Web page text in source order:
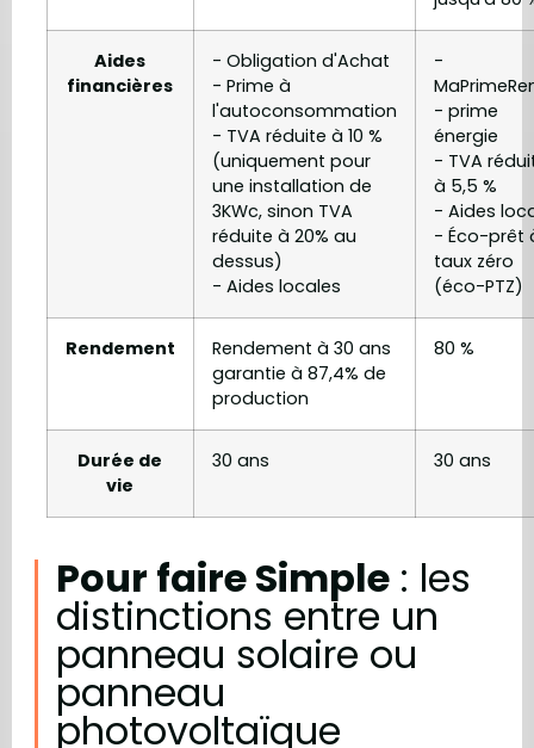
Aides
financières
- Obligation d'Achat
- Prime à
l'autoconsommation
- TVA réduite à 10 %
(uniquement pour
une installation de
3KWc, sinon TVA
réduite à 20% au
dessus)
- Aides locales
-
- prime
énergie
- TVA
à 5,5 %
- Aides
- Éco-prêt
taux zéro
(éco-PTZ)
Rendement
Rendement à 30 ans
garantie à 87,4% de
production
80 %
Durée de
vie
30 ans 30 ans
Pour faire Simple: les
distinctions entre un
panneau solaire ou
panneau
photovoltaïque